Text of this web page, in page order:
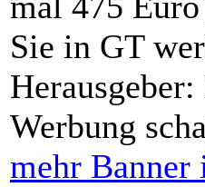
Sie in GT
Werbung
mehr Banner